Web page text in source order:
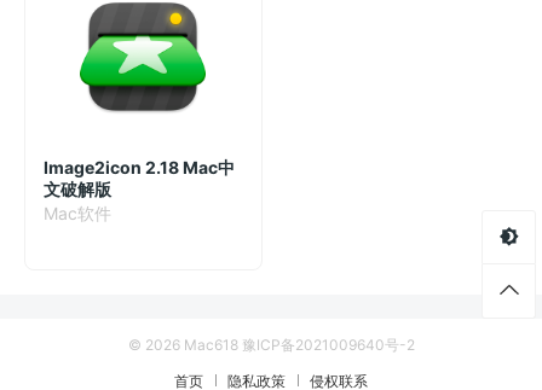
Image2icon 2.18 Mac中
文破解版
Mac软件
© 2026 Mac618 豫ICP备2021009640号-2
首页
隐私政策 侵权联系